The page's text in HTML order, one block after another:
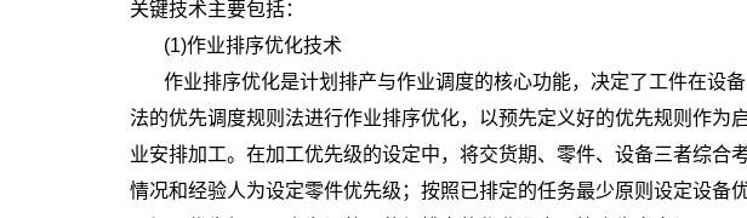
关键技术主要包括：
(1)作业排序优化技术
作业排序优化是计划排产与作业调度的核心功能，决定了工件在设
法的优先调度规则法进行作业排序优化，以预先定义好的优先规则作为
业安排加工。在加工优先级的设定中，将交货期、零件、设备三者综合
情况和经验人为设定零件优先级；按照已排定的任务最少原则设定设备